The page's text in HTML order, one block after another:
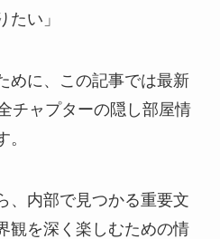
たい」
めに、この記事では最新
チャプターの隠し部屋情
、内部で見つかる重要文
観を深く楽しむための情